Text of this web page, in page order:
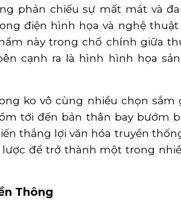
phản chiếu sự mất mát và
điện hình họa và nghệ
này trong chổ chính giữa
cạnh ra là hình hình họa
ko vô cùng nhiều chọn
tới đến bản thân bay bướm
thắng lợi văn hóa truyền
để trở thành một trong
Thông